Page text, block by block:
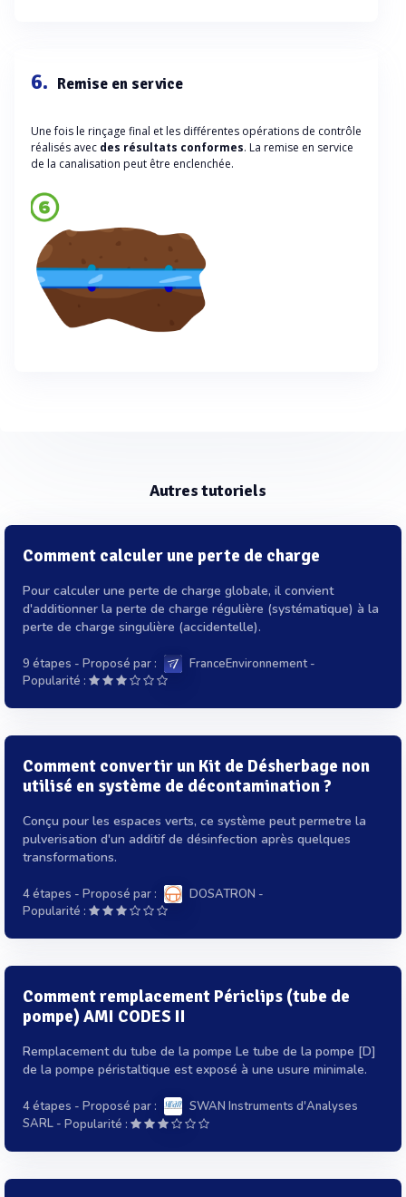
6. Remise en service
Une fois le rinçage final et les différentes opérations de contrôle
réalisés avec des résultats conformes. La remise en service
de la canalisation peut être enclenchée.
Autres tutoriels
Comment calculer une perte de charge
Pour calculer une perte de charge globale, il convient
d'additionner la perte de charge régulière (systématique) à la
perte de charge singulière (accidentelle).
9 étapes - Proposé par : FranceEnvironnement -
Popularité :
Comment convertir un Kit de Désherbage non
utilisé en système de décontamination ?
Conçu pour les espaces verts, ce système peut permetre la
pulverisation d'un additif de désinfection après quelques
transformations.
4 étapes - Proposé par : DOSATRON -
Popularité :
Comment remplacement Périclips (tube de
pompe) AMI CODES II
Remplacement du tube de la pompe Le tube de la pompe [D]
de la pompe péristaltique est exposé à une usure minimale.
4 étapes - Proposé par :
SWAN Instruments d'Analyses
SARL - Popularité :